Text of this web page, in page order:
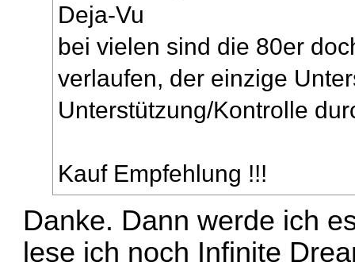
Deja-Vu
bei vielen sind die 80er
verlaufen, der einzige
Unterstützung/Kontrolle
Kauf Empfehlung !!!
Danke. Dann werde ich
lese ich noch Infinite